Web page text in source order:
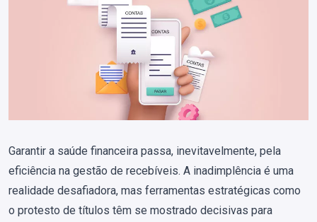
Garantir a saúde financeira passa, inevitavelmente, pela
eficiência na gestão de recebíveis. A inadimplência é uma
realidade desafiadora, mas ferramentas estratégicas como
o protesto de títulos têm se mostrado decisivas para